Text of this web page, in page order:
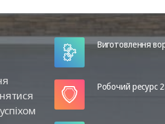
Виготовлення
Робочий ресурс